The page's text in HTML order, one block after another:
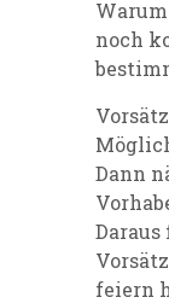
noch
Dann
feiern